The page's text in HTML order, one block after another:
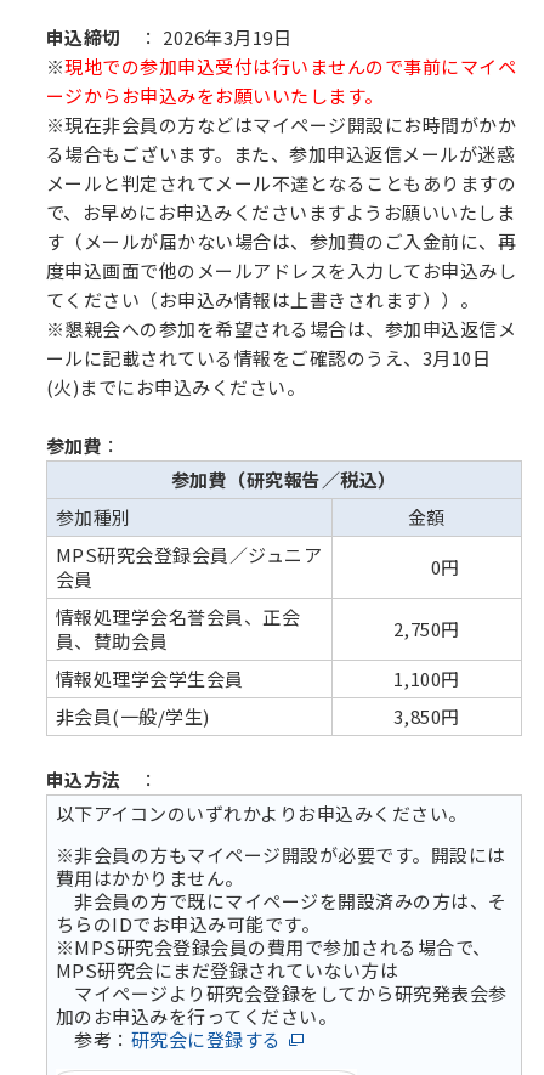
申込締切 ： 2026年3月19日
※現地での参加申込受付は行いませんので事前にマイペ
ージからお申込みをお願いいたします。
※現在非会員の方などはマイページ開設にお時間がかか
る場合もございます。また、参加申込返信メールが迷惑
メールと判定されてメール不達となることもありますの
で、お早めにお申込みくださいますようお願いいたしま
す（メールが届かない場合は、参加費のご入金前に、再
度申込画面で他のメールアドレスを入力してお申込みし
てください（お申込み情報は上書きされます））。
※懇親会への参加を希望される場合は、参加申込返信メ
ールに記載されている情報をご確認のうえ、3月10日
(火)までにお申込みください。
参加費 ：
参加費（研究報告／税込）
参加種別
金額
MPS研究会登録会員／ジュニア
会員
0円
情報処理学会名誉会員、正会
員、賛助会員
2,750円
情報処理学会学生会員
1,100円
非会員(一般/学生)
3,850円
申込方法 ：
以下アイコンのいずれかよりお申込みください。
※非会員の方もマイページ開設が必要です。開設には
費用はかかりません。
非会員の方で既にマイページを開設済みの方は、そ
ちらのIDでお申込み可能です。
※MPS研究会登録会員の費用で参加される場合で、
MPS研究会にまだ登録されていない方は
マイページより研究会登録をしてから研究発表会参
加のお申込みを行ってください。
参考： 研究会に登録する